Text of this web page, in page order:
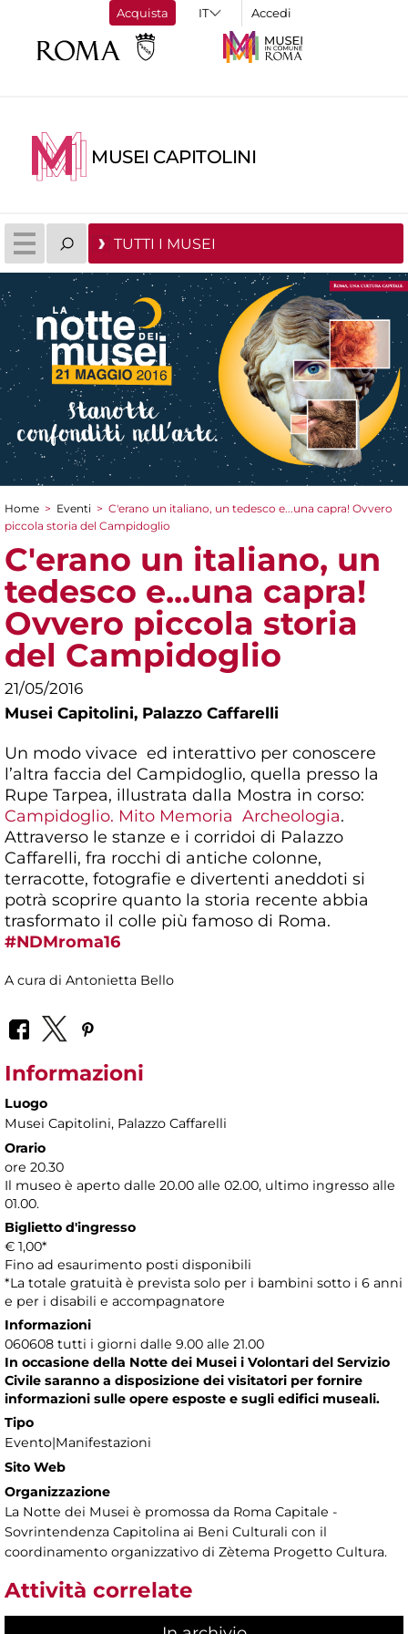
Acquista Accedi
MUSEI CAPITOLINI
TUTTI I MUSEI
Tu sei qui
Home > Eventi > C'erano un italiano, un tedesco e...una capra! Ovvero
piccola storia del Campidoglio
C'erano un italiano, un
tedesco e...una capra!
Ovvero piccola storia
del Campidoglio
21/05/2016
Musei Capitolini, Palazzo Caffarelli
Un modo vivace ed interattivo per conoscere
l’altra faccia del Campidoglio, quella presso la
Rupe Tarpea, illustrata dalla Mostra in corso:
Campidoglio. Mito Memoria Archeologia.
Attraverso le stanze e i corridoi di Palazzo
Caffarelli, fra rocchi di antiche colonne,
terracotte, fotografie e divertenti aneddoti si
potrà scoprire quanto la storia recente abbia
trasformato il colle più famoso di Roma.
#NDMroma16
A cura di Antonietta Bello
Informazioni
Luogo
Musei Capitolini, Palazzo Caffarelli
Orario
ore 20.30
Il museo è aperto dalle 20.00 alle 02.00, ultimo ingresso alle
01.00.
Biglietto d'ingresso
€ 1,00*
Fino ad esaurimento posti disponibili
*La totale gratuità è prevista solo per i bambini sotto i 6 anni
e per i disabili e accompagnatore
Informazioni
060608 tutti i giorni dalle 9.00 alle 21.00
In occasione della Notte dei Musei i Volontari del Servizio
Civile saranno a disposizione dei visitatori per fornire
informazioni sulle opere esposte e sugli edifici museali.
Tipo
Evento|Manifestazioni
Sito Web
Organizzazione
La Notte dei Musei è promossa da Roma Capitale -
Sovrintendenza Capitolina ai Beni Culturali con il
coordinamento organizzativo di Zètema Progetto Cultura.
Attività correlate